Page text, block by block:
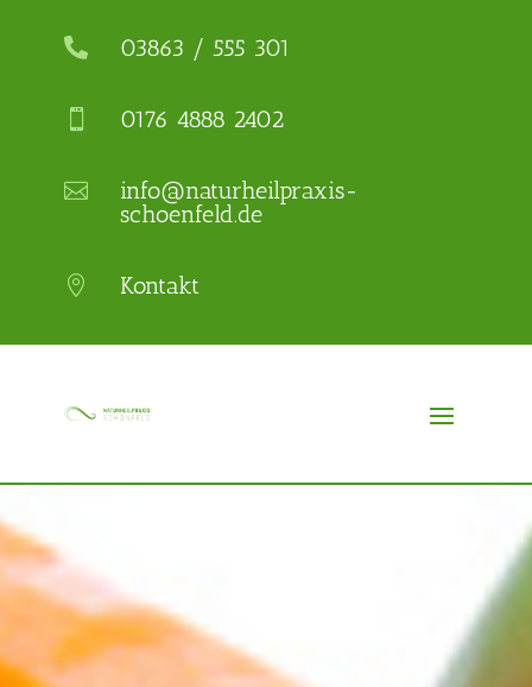
 03863 / 555 301
 0176 4888 2402

info@naturheilpraxis-
schoenfeld.de
 Kontakt